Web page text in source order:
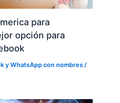
para
opción para
y WhatsApp con nombres /